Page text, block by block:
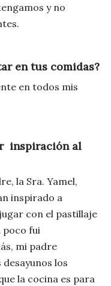
y no
en tus comidas?
en todos mis
inspiración al
la Sra. Yamel,
inspirado a
con el pastillaje
poco fui
mi padre
los
la cocina es para